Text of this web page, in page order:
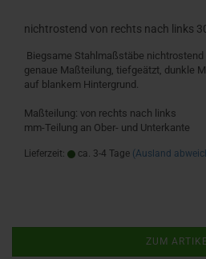
nichtrostend von rechts nach links
Biegsame Stahlmaßstäbe nichtrostend
genaue Maßteilung, tiefgeätzt, dunkle
auf blankem Hintergrund.
Maßteilung: von rechts nach links
mm-Teilung an Ober- und Unterkante
Lieferzeit: ca. 3-4 Tage (Ausland
ZUM